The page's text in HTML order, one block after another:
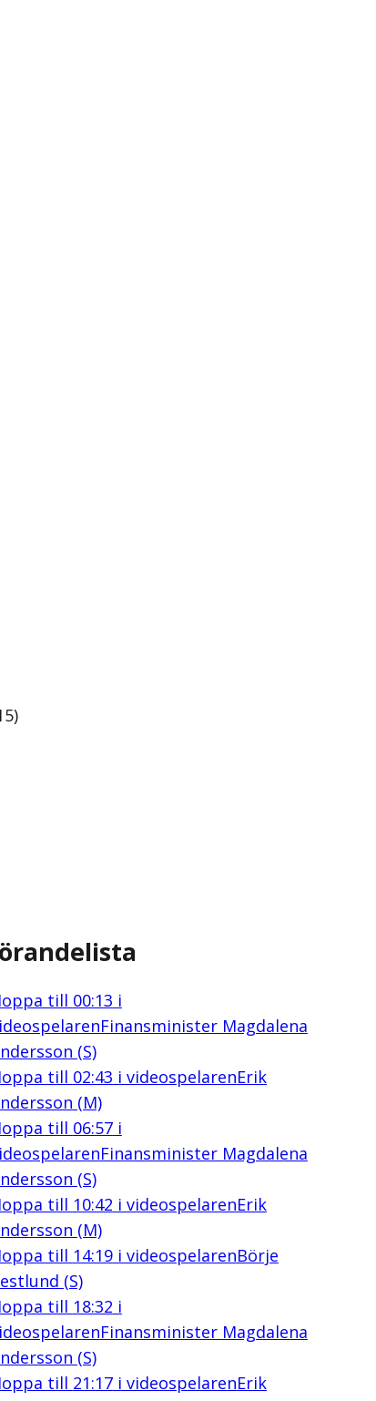
till 00:13 i
Finansminister Magdalena
(S)
till 02:43 i videospelarenErik
(M)
till 06:57i
Finansminister Magdalena
(S)
till 10:42 i videospelarenErik
(M)
till 14:19i videospelarenBörje
(S)
till 18:32 i
Finansminister Magdalena
(S)
till 21:17i videospelarenErik